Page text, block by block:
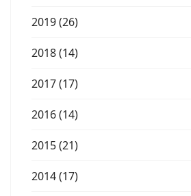
2019 (26)
2018 (14)
2017 (17)
2016 (14)
2015 (21)
2014 (17)